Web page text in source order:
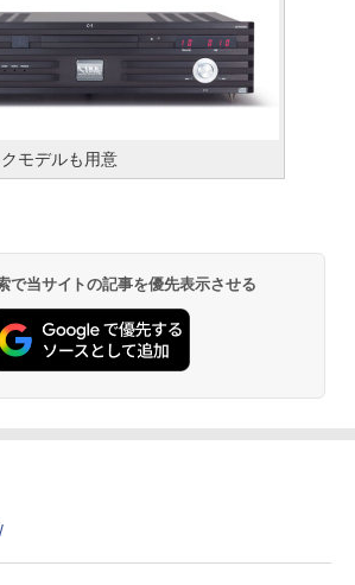
モデルも用意
で当サイトの記事を優先表示させる